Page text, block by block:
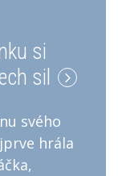
si
sil
svého
hrála